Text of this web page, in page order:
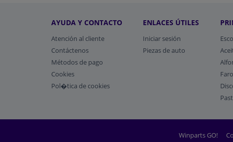
AYUDA Y CONTACTO
Atención al cliente
Contáctenos
Métodos de pago
​Cookies
Pol�tica de cookies
ENLACES ÚTILES
Iniciar sesión
Piezas de auto
Winparts GO!